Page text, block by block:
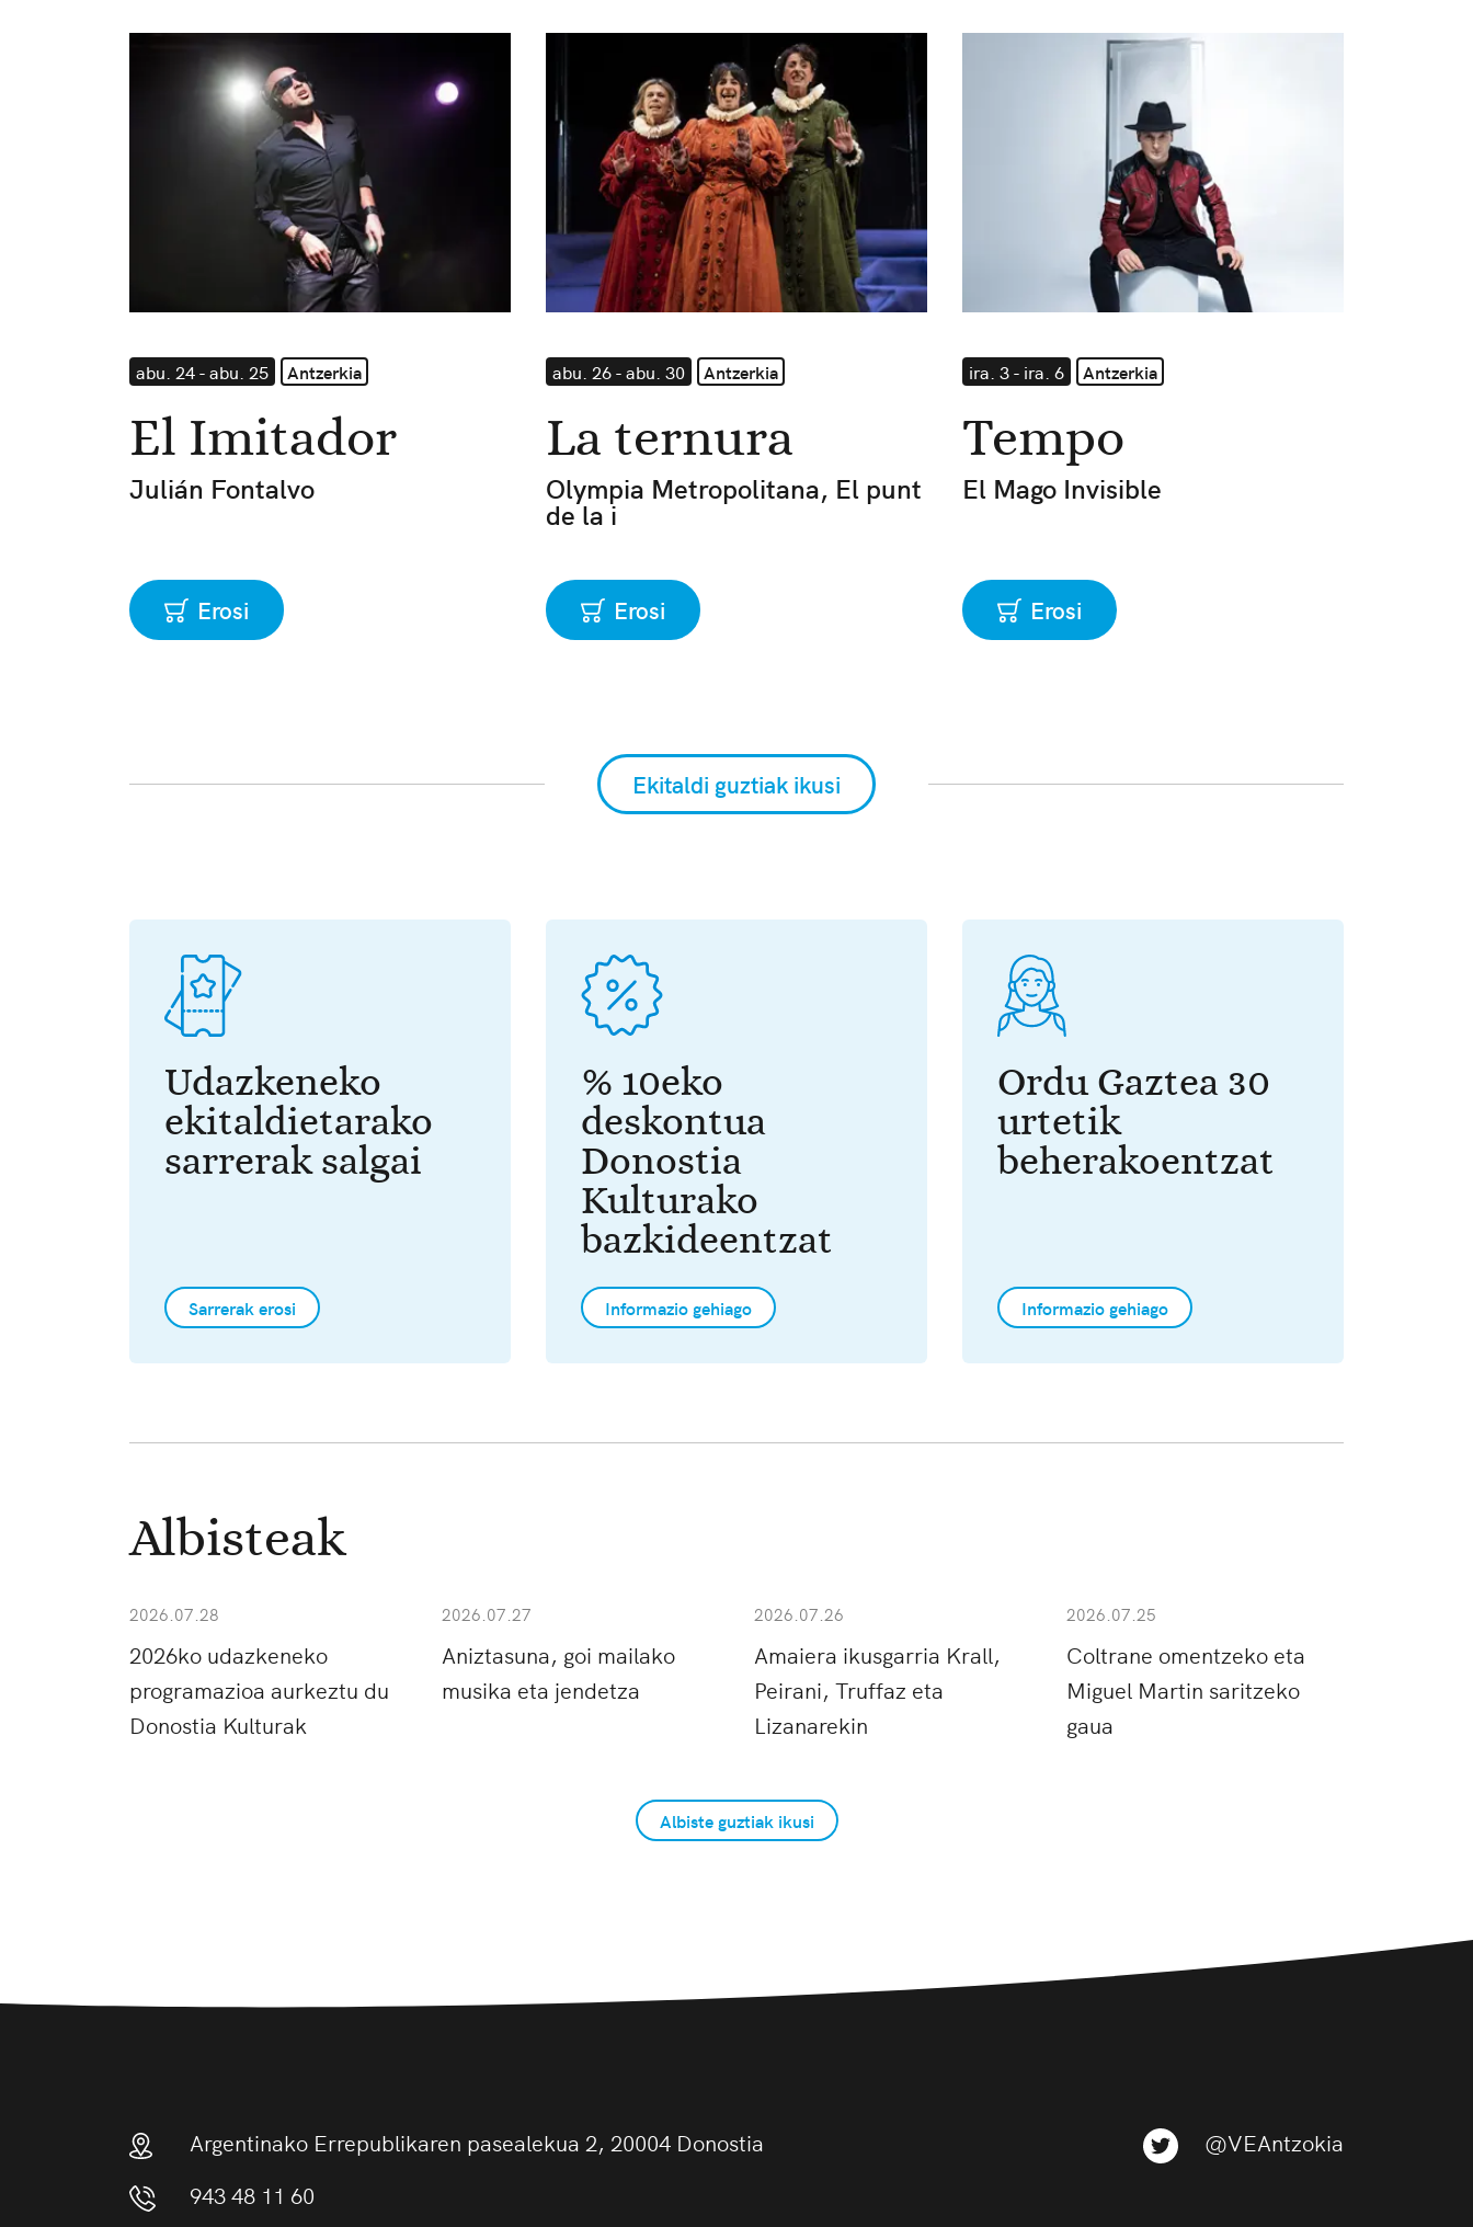
abu. 24 - abu. 25 Antzerkia
El Imitador
Julián Fontalvo
Erosi
abu. 26 - abu. 30 Antzerkia
La ternura
Olympia Metropolitana, El punt
de la i
Erosi
ira. 3 - ira. 6 Antzerkia
Tempo
El Mago Invisible
Erosi
Ekitaldi guztiak ikusi
Udazkeneko
ekitaldietarako
sarrerak salgai
Sarrerak erosi
% 10eko
deskontua
Donostia
Kulturako
bazkideentzat
Informazio gehiago
Ordu Gaztea 30
urtetik
beherakoentzat
Informazio gehiago
Albisteak
2026ko udazkeneko
programazioa aurkeztu du
Donostia Kulturak
2026.07.28
Aniztasuna, goi mailako
musika eta jendetza
2026.07.27
Amaiera ikusgarria Krall,
Peirani, Truffaz eta
Lizanarekin
2026.07.26
Coltrane omentzeko eta
Miguel Martin saritzeko
gaua
2026.07.25
Albiste guztiak ikusi
Argentinako Errepublikaren pasealekua 2, 20004 Donostia
943 48 11 60
@VEAntzokia